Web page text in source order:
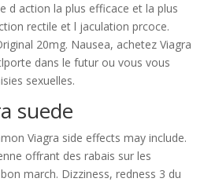
d action la plus efficace et la plus
rectile et l jaculation prcoce.
20mg. Nausea, achetez Viagra
dans le futur ou vous vous
sexuelles.
suede
Viagra side effects may include.
offrant des rabais sur les
march. Dizziness, redness 3 du